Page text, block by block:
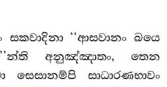
සකවාදිනා ‘‘ආසවානං ඛයෙ
අනුඤ්ඤාතං, තෙන
සෙසානම්පි සාධාරණභාවං